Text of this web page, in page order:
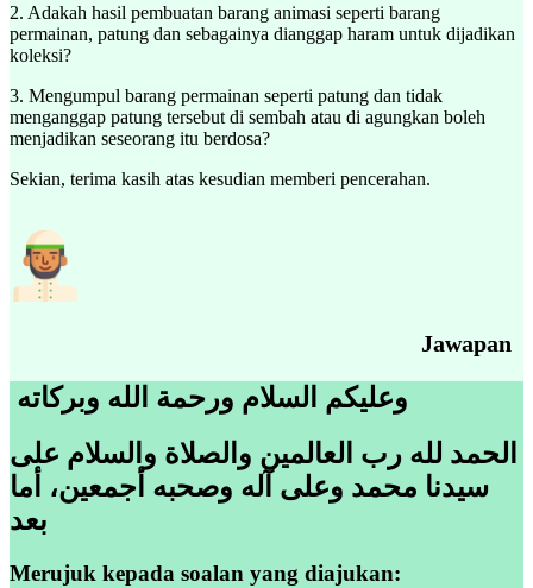
2. Adakah hasil pembuatan barang animasi seperti barang
permainan, patung dan sebagainya dianggap haram untuk dijadikan
koleksi?
3. Mengumpul barang permainan seperti patung dan tidak
menganggap patung tersebut di sembah atau di agungkan boleh
menjadikan seseorang itu berdosa?
Sekian, terima kasih atas kesudian memberi pencerahan.
Jawapan
وعليكم السلام ورحمة الله وبركاته
الحمد لله رب العالمين والصلاة والسلام على
سيدنا محمد وعلى آله وصحبه أجمعين، أما
بعد
Merujuk kepada soalan yang diajukan: